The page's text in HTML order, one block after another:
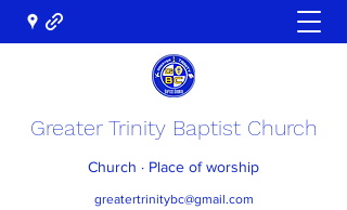
Greater Trinity Baptist Church
Church · Place of worship
greatertrinitybc@gmail.com